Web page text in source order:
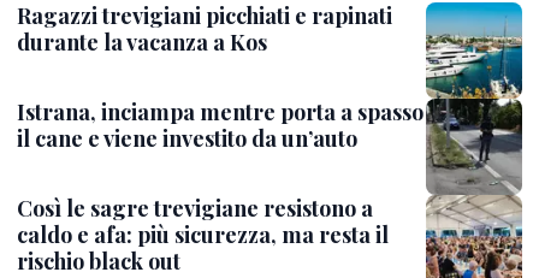
Ragazzi trevigiani picchiati e rapinati
durante la vacanza a Kos
Istrana, inciampa mentre porta a spasso
il cane e viene investito da un’auto
Così le sagre trevigiane resistono a
caldo e afa: più sicurezza, ma resta il
rischio black out